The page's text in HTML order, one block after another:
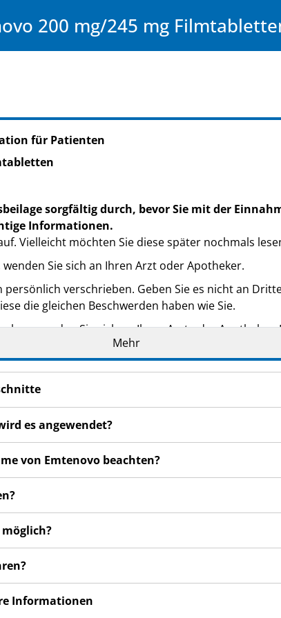
200 mg/245 mg
für Patienten
sorgfältig durch, bevor Sie mit der
Informationen.
Vielleicht möchten Sie diese später nochmals
Sie sich an Ihren Arzt oder Apotheker.
verschrieben. Geben Sie es nicht an
die gleichen Beschwerden haben wie Sie.
wenden Sie sich an Ihren Arzt oder
Packungsbeilage angegeben sind. Siehe Abschnitt 4.
Mehr
es angewendet?
von Emtenovo beachten?
Informationen